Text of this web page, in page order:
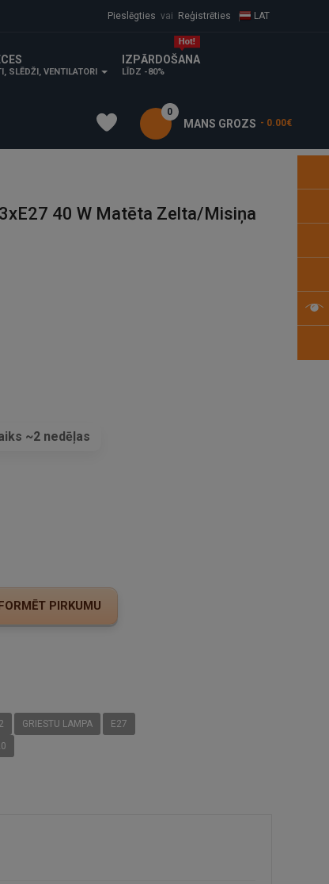
Pieslēgties vai Reģistrēties LAT
SLĒDŽI, VENTILATORI
IZPĀRDOŠANA
LĪDZ -80%
MANS GROZS
0
- 0.00€
40 W Matēta Zelta/misiņa
~2 nedēļas
GRIESTU LAMPA
E27